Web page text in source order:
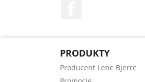
PRODUKTY
Producent Lene Bjerre